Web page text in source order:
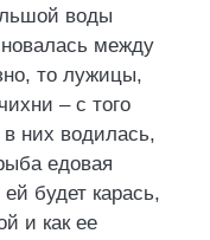
воды
между
то лужицы,
– с того
них водилась,
едовая
будет карась,
и как ее